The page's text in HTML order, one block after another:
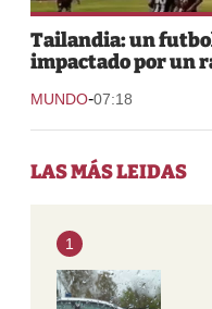
Tailandia: un
impactado por un
MUNDO-07:18
LAS MÁS LEIDAS
1